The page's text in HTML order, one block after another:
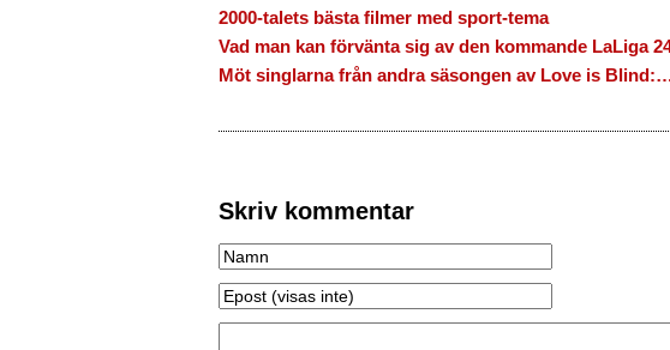
2000-talets bästa filmer med sport-tema
Vad man kan förvänta sig av den kommande LaLiga
Möt singlarna från andra säsongen av Love is
Skriv kommentar